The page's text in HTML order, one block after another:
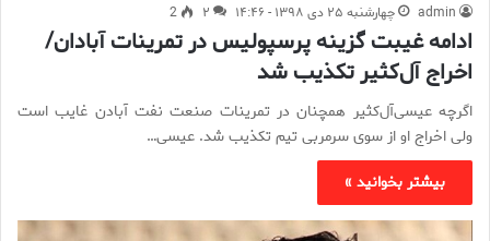
admin چهارشنبه ۲۵ دی ۱۳۹۸ - ۱۴:۴۶ ۲ 2
ادامه غیبت گزینه پرسپولیس در تمرینات آبادان/
اخراج آل‌کثیر تکذیب شد
اگرچه عیسی‌آل‌کثیر همچنان در تمرینات صنعت نفت آبادن غایب است
ولی اخراج او از سوی سرمربی تیم تکذیب شد. عیسی‌…
بیشتر بخوانید »